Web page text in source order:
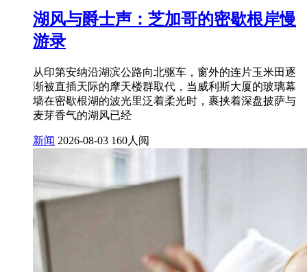
湖风与爵士声：芝加哥的密歇根岸慢
游录
从印第安纳沿湖滨公路向北驱车，窗外的连片玉米田逐
渐被直插天际的摩天楼群取代，当威利斯大厦的玻璃幕
墙在密歇根湖的波光里泛着柔光时，裹挟着深盘披萨与
麦芽香气的湖风已经
新闻 2026-08-03 160人阅